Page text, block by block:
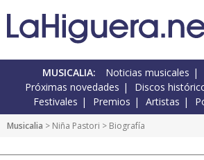
MUSICALIA: Noticias musicales
Próximas novedades
Discos
Festivales
Premios Artistas
Musicalia > Niña Pastori > Biografía